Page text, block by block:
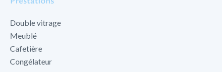
Double vitrage
Meublé
Cafetière
Congélateur